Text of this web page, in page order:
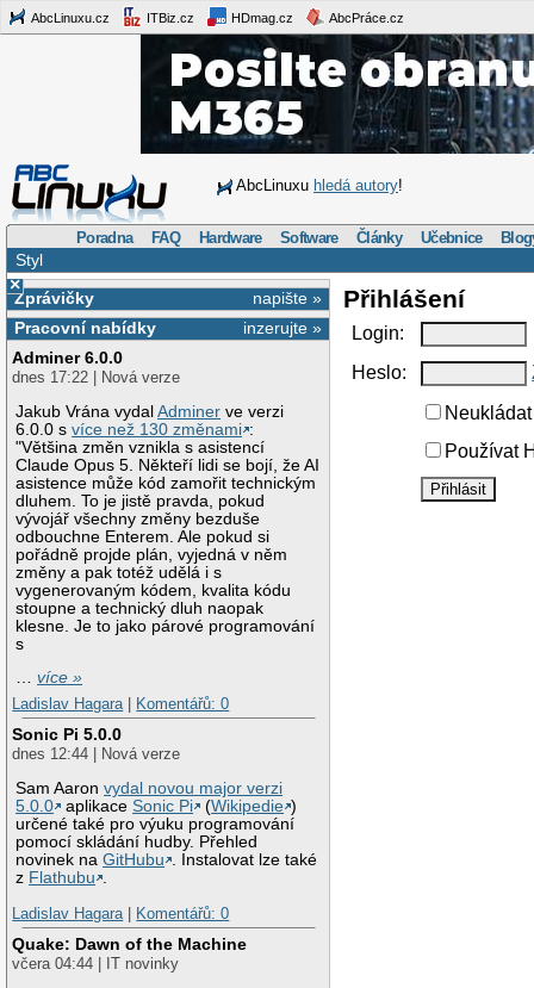
AbcLinuxu.cz ITBiz.cz HDmag.cz AbcPráce.cz
AbcLinuxu hledá autory!
Poradna FAQ Hardware Software Články Učebnice
Styl
×
napište »
Zprávičky
inzerujte »
Pracovní nabídky
Adminer 6.0.0
dnes 17:22 | Nová verze
Jakub Vrána vydalAdminer ve verzi
6.0.0 svíce než 130 změnami :
"Většina změn vznikla s asistencí
Claude Opus 5. Někteří lidi se bojí, že AI
asistence může kód zamořit technickým
dluhem. To je jistě pravda, pokud
vývojář všechny změny bezduše
odbouchne Enterem. Ale pokud si
pořádně projde plán, vyjedná v něm
změny a pak totéž udělá i s
vygenerovaným kódem, kvalita kódu
stoupne a technický dluh naopak
klesne. Je to jako párové programování
s
…více »
Ladislav Hagara
Komentářů: 0
Sonic Pi 5.0.0
dnes 12:44 | Nová verze
Sam Aaronvydal novou major verzi
5.0.0
aplikaceSonic Pi (Wikipedie )
určené také pro výuku programování
pomocí skládání hudby. Přehled
novinek naGitHubu . Instalovat lze také
z Flathubu .
Ladislav Hagara
Komentářů: 0
Quake: Dawn of the Machine
včera 04:44 | IT novinky
Přihlášení
Login:
Heslo:
Používat